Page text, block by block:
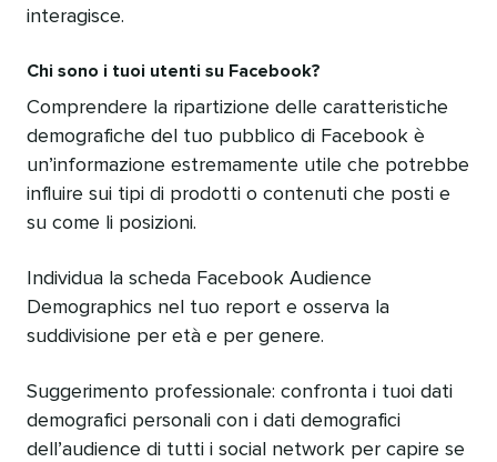
interagisce.
Chi sono i tuoi utenti su Facebook?
Comprendere la ripartizione delle caratteristiche
demografiche del tuo pubblico di Facebook è
un’informazione estremamente utile che potrebbe
influire sui tipi di prodotti o contenuti che posti e
su come li posizioni.
Individua la scheda Facebook Audience
Demographics nel tuo report e osserva la
suddivisione per età e per genere.
Suggerimento professionale: confronta i tuoi dati
demografici personali con i dati demografici
dell’audience di tutti i social network per capire se